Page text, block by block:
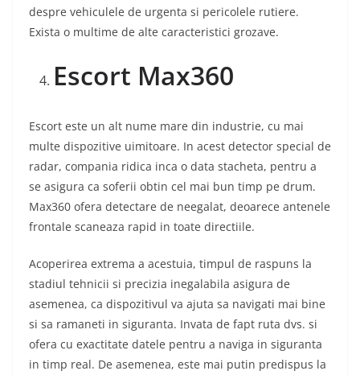
despre vehiculele de urgenta si pericolele rutiere.
Exista o multime de alte caracteristici grozave.
Escort Max360
Escort este un alt nume mare din industrie, cu mai
multe dispozitive uimitoare. In acest detector special de
radar, compania ridica inca o data stacheta, pentru a
se asigura ca soferii obtin cel mai bun timp pe drum.
Max360 ofera detectare de neegalat, deoarece antenele
frontale scaneaza rapid in toate directiile.
Acoperirea extrema a acestuia, timpul de raspuns la
stadiul tehnicii si precizia inegalabila asigura de
asemenea, ca dispozitivul va ajuta sa navigati mai bine
si sa ramaneti in siguranta. Invata de fapt ruta dvs. si
ofera cu exactitate datele pentru a naviga in siguranta
in timp real. De asemenea, este mai putin predispus la